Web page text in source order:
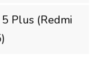
Plus (Redmi